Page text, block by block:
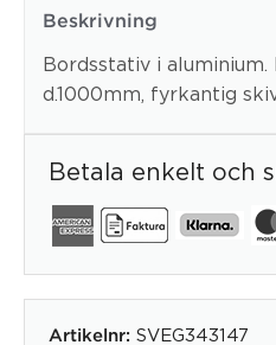
Beskrivning
Bordsstativ i aluminium.
d.1000mm, fyrkantig
Betala enkelt och
Artikelnr: SVEG343147